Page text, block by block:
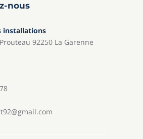
nous
installations
92250 La Garenne